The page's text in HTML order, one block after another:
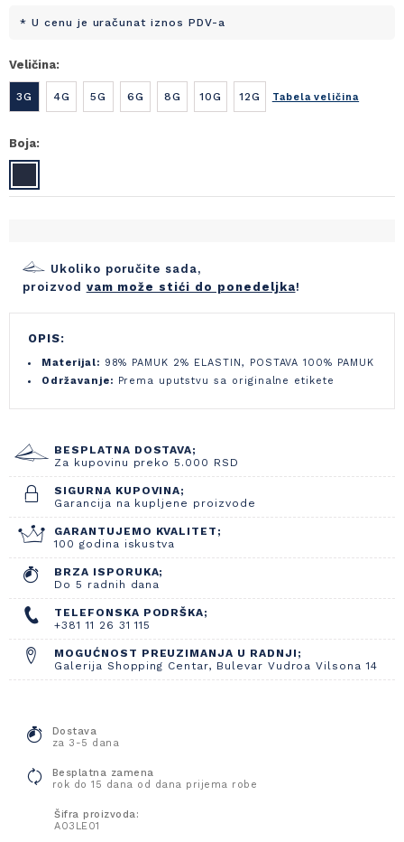
* U cenu je uračunat iznos PDV-a
Veličina:
3G 4G 5G 6G 8G 10G 12G Tabela veličina
Boja:
Ukoliko poručite sada,
proizvod vam može stići do ponedeljka!
OPIS:
Materijal: 98% PAMUK 2% ELASTIN, POSTAVA 100% PAMUK
Održavanje: Prema uputstvu sa originalne etikete
BESPLATNA DOSTAVA;
Za kupovinu preko 5.000 RSD
SIGURNA KUPOVINA;
Garancija na kupljene proizvode
GARANTUJEMO KVALITET;
100 godina iskustva
BRZA ISPORUKA;
Do 5 radnih dana
TELEFONSKA PODRŠKA;
+381 11 26 31 115
MOGUĆNOST PREUZIMANJA U RADNJI;
Galerija Shopping Centar, Bulevar Vudroa Vilsona 14
Dostava
za 3-5 dana
Besplatna zamena
rok do 15 dana od dana prijema robe
Šifra proizvoda:
A03LE01